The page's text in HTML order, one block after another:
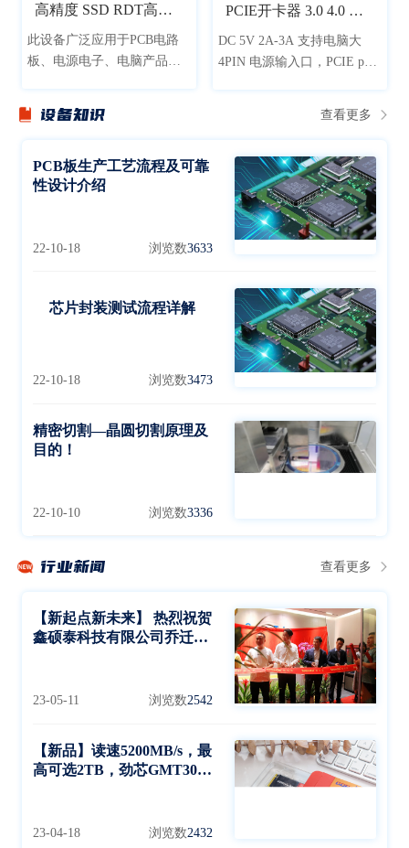
高精度 SSD RDT高温测试柜
此设备广泛应用于PCB电路
板、电源电子、电脑产品、
橡塑轮胎、太阳能逆变器等
下的老化筛选试验
PCIE开卡器 3.0 4.0 HUB 4 port
DC 5V 2A-3A 支持电脑大
4PIN 电源输入口，PCIE port
定开卡与更换不影响主板，
PCIE port 对应独立电源开关
设备知识 查看更多
PCB板生产工艺流程及可靠
性设计介绍
22-10-18 浏览数3633
芯片封装测试流程详解
22-10-18 浏览数3473
精密切割—晶圆切割原理及
目的！
22-10-10 浏览数3336
行业新闻 查看更多
【新起点新未来】 热烈祝贺
鑫硕泰科技有限公司乔迁大
23-05-11 浏览数2542
【新品】读速5200MB/s，最
高可选2TB，劲芯GMT3000
23-04-18 浏览数2432